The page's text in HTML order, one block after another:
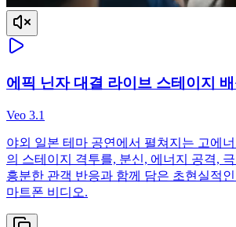
에픽 닌자 대결 라이브 스테이지
Veo 3.1
야외 일본 테마 공연에서 펼쳐지는 고에
의 스테이지 격투를, 분신, 에너지 공격,
흥분한 관객 반응과 함께 담은 초현실적
마트폰 비디오.